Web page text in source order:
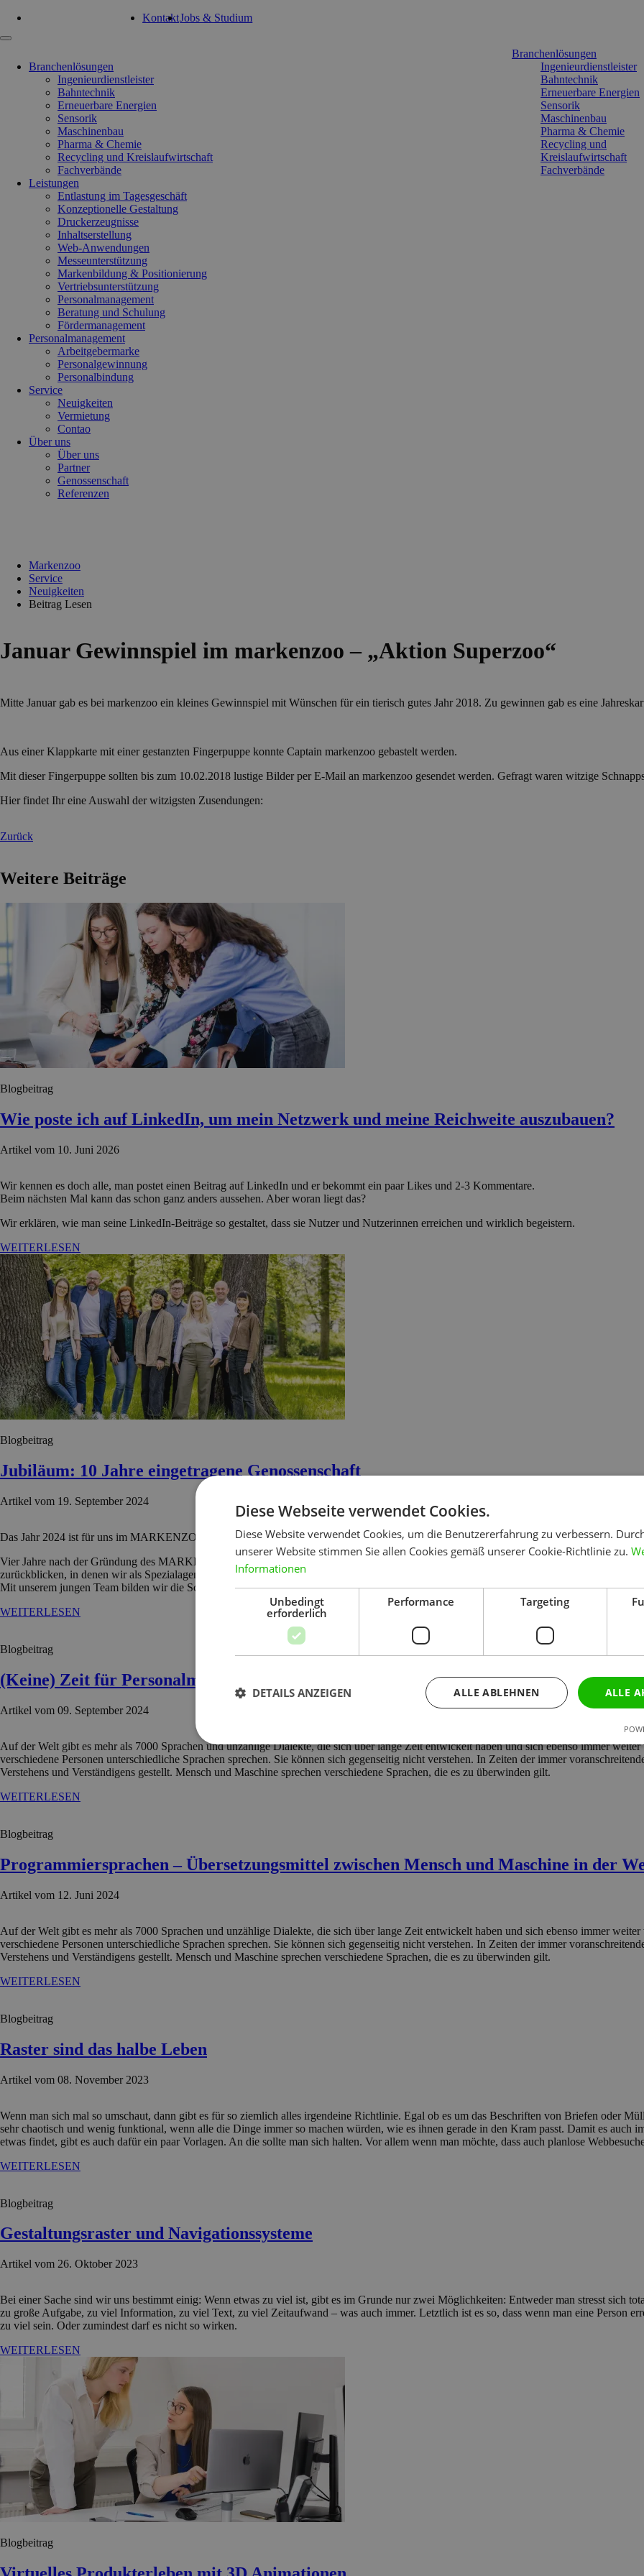
Tel: 0351 47 93 41 92 KontaktJobs & Studium
Navigation
Branchenlösungen
Ingenieurdienstleister
Bahntechnik
Erneuerbare Energien
Sensorik
Maschinenbau
Pharma & Chemie
Recycling und
Kreislaufwirtschaft
Fachverbände
Branchenlösungen
Ingenieurdienstleister
Bahntechnik
Erneuerbare Energien
Sensorik
Maschinenbau
Pharma & Chemie
Recycling und Kreislaufwirtschaft
Fachverbände
Leistungen
Entlastung im Tagesgeschäft
Konzeptionelle Gestaltung
Druckerzeugnisse
Inhaltserstellung
Web-Anwendungen
Messeunterstützung
Markenbildung & Positionierung
Vertriebsunterstützung
Personalmanagement
Beratung und Schulung
Fördermanagement
Personalmanagement
Arbeitgebermarke
Personalgewinnung
Personalbindung
Service
Neuigkeiten
Vermietung
Contao
Über uns
Über uns
Partner
Genossenschaft
Referenzen
Markenzoo
Service
Neuigkeiten
Beitrag Lesen
Januar Gewinnspiel im markenzoo – „Aktion Superzoo“
Mitte Januar gab es bei markenzoo ein kleines Gewinnspiel mit Wünschen für ein tierisch gutes Jahr 2018. Zu gewinnen gab es eine
Aus einer Klappkarte mit einer gestanzten Fingerpuppe konnte Captain markenzoo gebastelt werden.
Mit dieser Fingerpuppe sollten bis zum 10.02.2018 lustige Bilder per E-Mail an markenzoo gesendet werden. Gefragt waren witzige
Hier findet Ihr eine Auswahl der witzigsten Zusendungen:
Zurück
Weitere Beiträge
Blogbeitrag
Wie poste ich auf LinkedIn, um mein Netzwerk und meine Reichweite auszubauen?
Artikel vom 10. Juni 2026
Wir kennen es doch alle, man postet einen Beitrag auf LinkedIn und er bekommt ein paar Likes und 2-3 Kommentare.
Beim nächsten Mal kann das schon ganz anders aussehen. Aber woran liegt das?
Wir erklären, wie man seine LinkedIn-Beiträge so gestaltet, dass sie Nutzer und Nutzerinnen erreichen und wirklich begeistern.
WEITERLESEN
Blogbeitrag
Jubiläum: 10 Jahre eingetragene Genossenschaft
Artikel vom 19. September 2024
Das Jahr 2024 ist für uns im MARKENZOO ein ganz besonderes Jahr. Denn wir feiern zehnjähriges Jubiläum alseingetragene
Vier Jahre nach der Gründung des MARKENZOOs – im Jahr 2014 – wurde die Personengesellschaft (GbR) in eine eingetragene
zurückblicken, in denen wir als Spezialagentur im Bereich Marketing und Beratung für Ingenieurdienstleister, die technischen Branchen der
Mit unserem jungen Team bilden wir die Schnittstelle zwischen Ingenieuren – den begeisterten Tüftlern – und den Entscheidern am Markt.
WEITERLESEN
Blogbeitrag
(Keine) Zeit für Personalmanagement?!
Artikel vom 09. September 2024
Auf der Welt gibt es mehr als 7000 Sprachen und unzählige Dialekte, die sich über lange Zeit entwickelt haben und sich ebenso immer
verschiedene Personen unterschiedliche Sprachen sprechen. Sie können sich gegenseitig nicht verstehen. In Zeiten der immer
Verstehens und Verständigens gestellt. Mensch und Maschine sprechen verschiedene Sprachen, die es zu überwinden gilt.
WEITERLESEN
Blogbeitrag
Programmiersprachen – Übersetzungsmittel zwischen Mensch und Maschine in der
Artikel vom 12. Juni 2024
Auf der Welt gibt es mehr als 7000 Sprachen und unzählige Dialekte, die sich über lange Zeit entwickelt haben und sich ebenso immer
verschiedene Personen unterschiedliche Sprachen sprechen. Sie können sich gegenseitig nicht verstehen. In Zeiten der immer
Verstehens und Verständigens gestellt. Mensch und Maschine sprechen verschiedene Sprachen, die es zu überwinden gilt.
WEITERLESEN
Blogbeitrag
Raster sind das halbe Leben
Artikel vom 08. November 2023
Wenn man sich mal so umschaut, dann gibt es für so ziemlich alles irgendeine Richtlinie. Egal ob es um das Beschriften von Briefen oder
sehr chaotisch und wenig funktional, wenn alle die Dinge immer so machen würden, wie es ihnen gerade in den Kram passt. Damit es
etwas findet, gibt es auch dafür ein paar Vorlagen. An die sollte man sich halten. Vor allem wenn man möchte, dass auch planlose
WEITERLESEN
Blogbeitrag
Gestaltungsraster und Navigationssysteme
Artikel vom 26. Oktober 2023
Bei einer Sache sind wir uns bestimmt einig: Wenn etwas zu viel ist, gibt es im Grunde nur zwei Möglichkeiten: Entweder man stresst sich
zu große Aufgabe, zu viel Information, zu viel Text, zu viel Zeitaufwand – was auch immer. Letztlich ist es so, dass wenn man eine Person
zu viel sein. Oder zumindest darf es nicht so wirken.
WEITERLESEN
Blogbeitrag
Diese Webseite verwendet Cookies.
Diese Website verwendet Cookies, um die Benutzererfahrung zu verbessern.
unserer Website stimmen Sie allen Cookies gemäß unserer Cookie-Richtlinie zu.
Informationen
Unbedingt
erforderlich
Performance Targeting
ALLE
ALLE ABLEHNEN
DETAILS ANZEIGEN